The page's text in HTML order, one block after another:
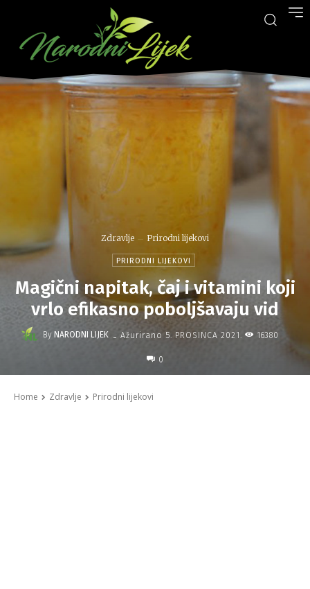
Zdravlje Prirodni lijekovi
PRIRODNI LIJEKOVI
Magični napitak, čaj i vitamini koji
vrlo efikasno poboljšavaju vid
By NARODNI LIJEK - Ažurirano 5. PROSINCA 2021. 16380
0
Home Zdravlje Prirodni lijekovi